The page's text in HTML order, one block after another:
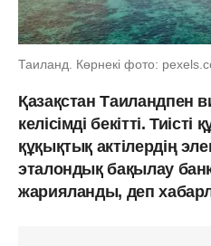
Таиланд. Көрнекі фото:
Қазақстан Таиландпен
келісімді бекітті.
құқықтық актілердің
эталондық бақылау
жарияланды, деп